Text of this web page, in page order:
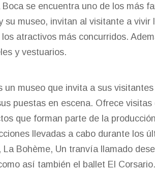
se encuentra uno de los más
su museo, invitan al visitante a
atractivos más concurridos.
y vestuarios.
un museo que invita a sus
puestas en escena. Ofrece
que forman parte de la
llevadas a cabo durante los
La Bohème, Un tranvía llamado
así también el ballet El Corsario.